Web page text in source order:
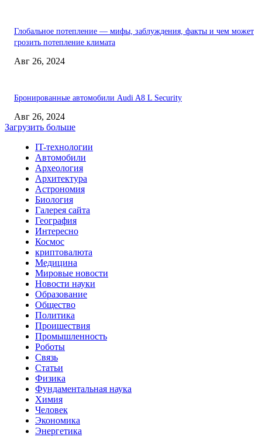
Глобальное потепление — мифы, заблуждения, факты и чем может
грозить потепление климата
Авг 26, 2024
Бронированные автомобили Audi A8 L Security
Авг 26, 2024
Загрузить больше
IT-технологии
Автомобили
Археология
Архитектура
Астрономия
Биология
Галерея сайта
География
Интересно
Космос
криптовалюта
Медицина
Мировые новости
Новости науки
Образование
Общество
Политика
Проишествия
Промышленность
Роботы
Связь
Статьи
Физика
Фундаментальная наука
Химия
Человек
Экономика
Энергетика